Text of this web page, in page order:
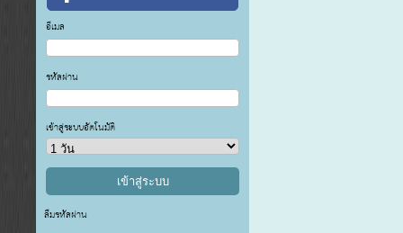
อีเมล
รหัสผ่าน
เข้าสู่ระบบอัตโนมัติ
ลืมรหัสผ่าน